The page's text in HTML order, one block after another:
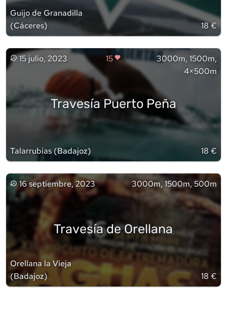
Guijo de Granadilla
(Cáceres) 18 €
15 julio, 2023 15
3000m, 1500m,
4×500m
Travesía Puerto Peña
Talarrubias(Badajoz) 18 €
16 septiembre, 2023 3000m, 1500m, 500m
Travesía de Orellana
Orellana la Vieja
(Badajoz) 18 €